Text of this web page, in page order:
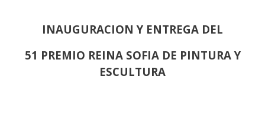
INAUGURACION Y ENTREGA DEL
51 PREMIO REINA SOFIA DE PINTURA Y
ESCULTURA